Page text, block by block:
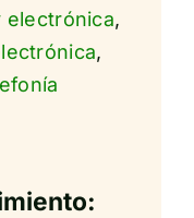
electrónica,
,